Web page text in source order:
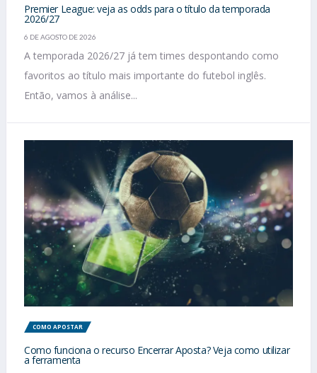
Premier League: veja as odds para o título da temporada
2026/27
6 DE AGOSTO DE 2026
A temporada 2026/27 já tem times despontando como
favoritos ao título mais importante do futebol inglês.
Então, vamos à análise...
COMO APOSTAR
Como funciona o recurso Encerrar Aposta? Veja como utilizar
a ferramenta